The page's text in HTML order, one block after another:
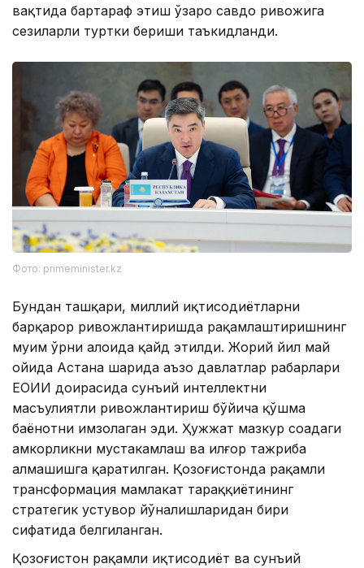
вақтида бартараф этиш ўзаро савдо ривожига
сезиларли туртки бериши таъкидланди.
Фото: primeminister.kz
Бундан ташқари, миллий иқтисодиётларни
барқарор ривожлантиришда рақамлаштиришнинг
муҳим ўрни алоҳида қайд этилди. Жорий йил май
ойида Астана шаҳрида аъзо давлатлар раҳбарлари
ЕОИИ доирасида сунъий интеллектни
масъулиятли ривожлантириш бўйича қўшма
баёнотни имзолаган эди. Ҳужжат мазкур соҳадаги
ҳамкорликни мустаҳкамлаш ва илғор тажриба
алмашишга қаратилган. Қозоғистонда рақамли
трансформация мамлакат тараққиётининг
стратегик устувор йўналишларидан бири
сифатида белгиланган.
Қозоғистон рақамли иқтисодиёт ва сунъий